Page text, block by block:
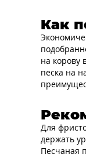
Как
на корову
песка на
Для
держать
Песчаная